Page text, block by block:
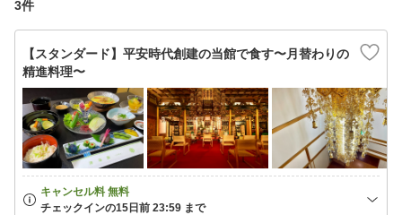
3件
【スタンダード】平安時代創建の当館で食す〜月替わりの
精進料理〜